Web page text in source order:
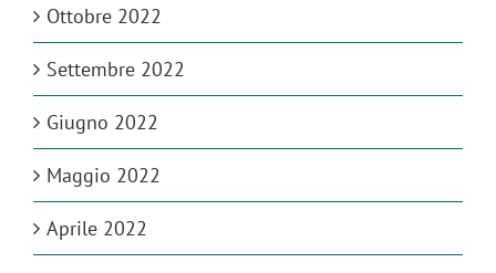
Ottobre 2022
Settembre 2022
Giugno 2022
Maggio 2022
Aprile 2022